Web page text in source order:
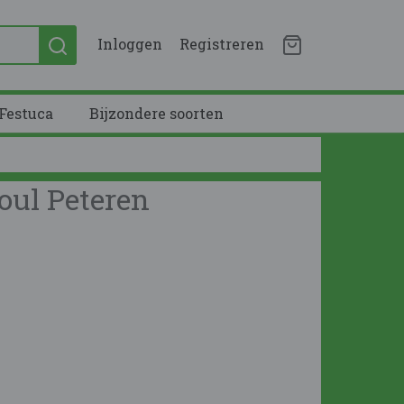
Inloggen Registreren
Festuca Bijzondere soorten
Peteren